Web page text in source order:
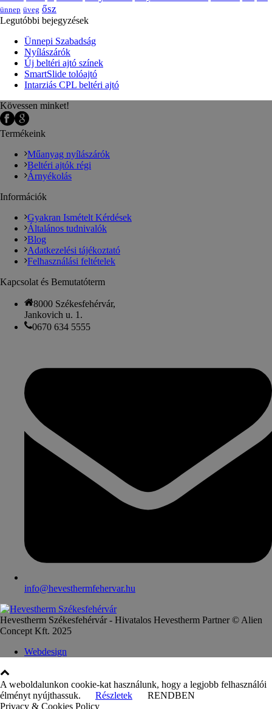
ünnep üveg ősz
Legutóbbi bejegyzések
Ünnepi Szabadság
Nyílászárók
Új beltéri ajtó színek
SmartSlide tolóajtó
Intarziás CPL beltéri ajtó
Kövessen minket!
Termékeink
Műanyag nyílászárók
Beltéri ajtók régi
Árnyékolás
Információk
Gyakran Ismételt Kérdések
Általános tudnivalók
Blog
Adatkezelési tájékoztató
Felhasználási feltételek
Kapcsolat és Bemutatóterm
8000 Székesfehérvár,
Jankovich u. 1.
0670 634 5555
info@hevesthermfehervar.hu
Hevestherm Székesfehérvár - Hivatalos Hevestherm Partner © Alien
Concept Kft. 2025
Webdesign
A weboldalunkon cookie-kat használunk, hogy a legjobb felhasználói
élményt nyújthassuk.
Részletek
RENDBEN
Privacy & Cookies Policy